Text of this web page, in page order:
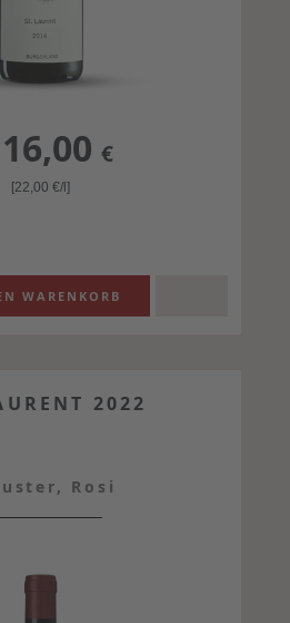
16,00€
[22,00€/l]
2022
Rosi